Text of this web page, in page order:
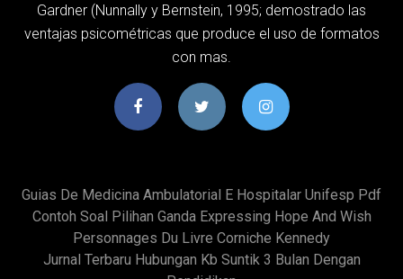
Gardner (Nunnally y Bernstein, 1995; demostrado las
ventajas psicométricas que produce el uso de formatos
con mas.
Guias De Medicina Ambulatorial E Hospitalar Unifesp Pdf
Contoh Soal Pilihan Ganda Expressing Hope And Wish
Personnages Du Livre Corniche Kennedy
Jurnal Terbaru Hubungan Kb Suntik 3 Bulan Dengan